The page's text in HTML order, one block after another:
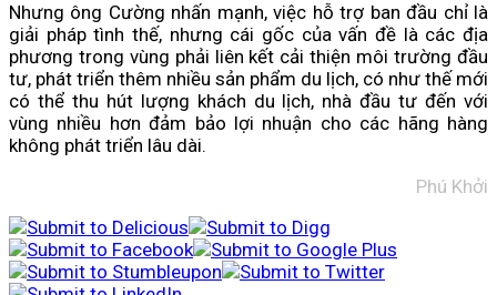
Nhưng ông Cường nhấn mạnh, việc hỗ trợ ban đầu chỉ là
giải pháp tình thế, nhưng cái gốc của vấn đề là các địa
phương trong vùng phải liên kết cải thiện môi trường đầu
tư, phát triển thêm nhiều sản phẩm du lịch, có như thế mới
có thể thu hút lượng khách du lịch, nhà đầu tư đến với
vùng nhiều hơn đảm bảo lợi nhuận cho các hãng hàng
không phát triển lâu dài.
Phú Khởi